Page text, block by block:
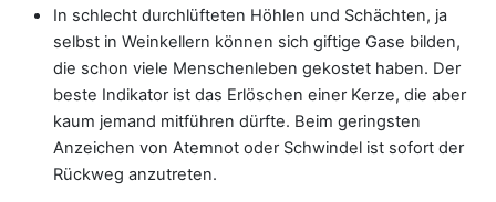
In schlecht durchlüfteten Höhlen und Schächten, ja
selbst in Weinkellern können sich giftige Gase bilden,
die schon viele Menschenleben gekostet haben. Der
beste Indikator ist das Erlöschen einer Kerze, die aber
kaum jemand mitführen dürfte. Beim geringsten
Anzeichen von Atemnot oder Schwindel ist sofort der
Rückweg anzutreten.